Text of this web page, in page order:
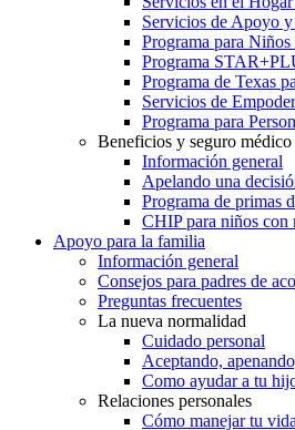
Servicios de Apoyo
Programa para
Programa
Programa de Texas
Servicios de
Programa para
Beneficios y seguro médico
Información general
Apelando una
Programa de primas
CHIP para niños con
Apoyo para la familia
Información general
Consejos para padres de
Preguntas frecuentes
La nueva normalidad
Cuidado personal
Aceptando,
Como ayudar a tu
Relaciones personales
Cómo manejar tu